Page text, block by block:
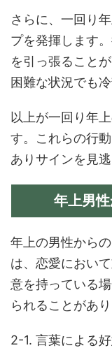
さらに、一回り
プを発揮します
を引っ張ること
困難な状況でも
以上が一回り年
す。これらの行
ありサインを見
年上男
年上の男性から
は、恋愛におい
意を持っている
られることがあり
2-1. 言葉による